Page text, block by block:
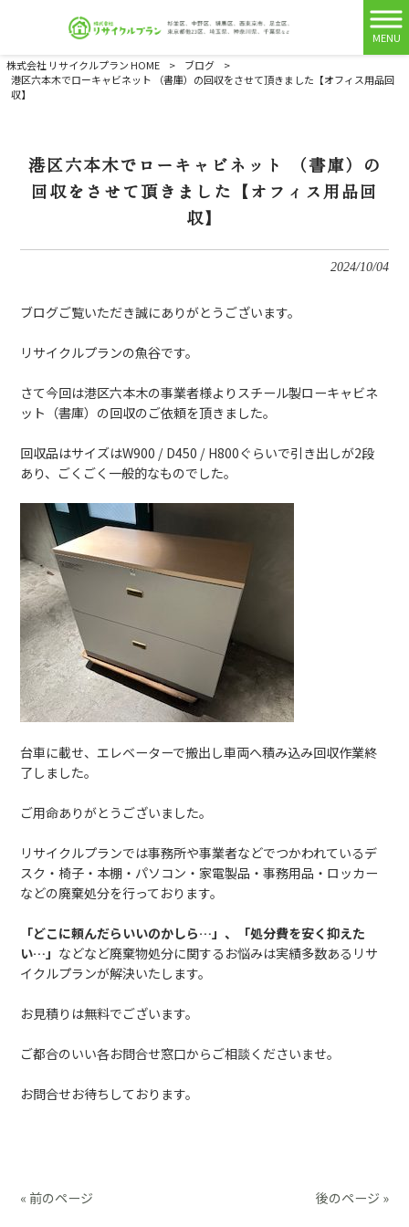
MENU
株式会社 リサイクルプラン HOME
> ブログ
>
港区六本木でローキャビネット （書庫）の回収をさせて頂きました【オフィス用品回
収】
港区六本木でローキャビネット （書庫）の
回収をさせて頂きました【オフィス用品回
収】
2024/10/04
ブログご覧いただき誠にありがとうございます。
リサイクルプランの魚谷です。
さて今回は港区六本木の事業者様よりスチール製ローキャビネ
ット（書庫）の回収のご依頼を頂きました。
回収品はサイズはW900 / D450 / H800ぐらいで引き出しが2段
あり、ごくごく一般的なものでした。
台車に載せ、エレベーターで搬出し車両へ積み込み回収作業終
了しました。
ご用命ありがとうございました。
リサイクルプランでは事務所や事業者などでつかわれているデ
スク・椅子・本棚・パソコン・家電製品・事務用品・ロッカー
などの廃棄処分を行っております。
「どこに頼んだらいいのかしら…」、「処分費を安く抑えた
い…」 などなど廃棄物処分に関するお悩みは実績多数あるリサ
イクルプランが解決いたします。
お見積りは無料でございます。
ご都合のいい各お問合せ窓口からご相談くださいませ。
お問合せお待ちしております。
« 前のページ 後のページ »